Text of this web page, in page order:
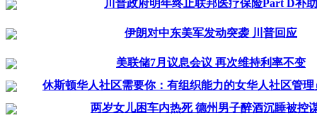
川普政府明年终止联邦医疗保险Part D补助
伊朗对中东美军发动突袭 川普回应
美联储7月议息会议 再次维持利率不变
休斯顿华人社区需要你：有组织能力的女华人社区管理
两岁女儿困车内热死 德州男子醉酒沉睡被控